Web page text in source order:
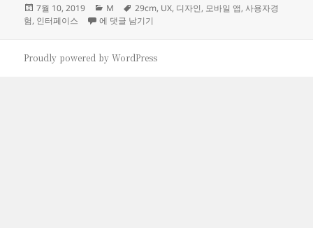
작
성
7월 10, 2019
카
테
M
태
그
29cm, UX, 디자인, 모바일 앱, 사용자경
험, 인터페이스 29CM, 의도적인 불편함
에 댓글 남기기
Proudly powered by WordPress